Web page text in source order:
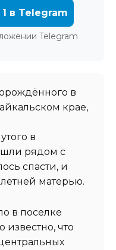
в Telegram
Telegram
в
крае,
в
рядом с
спасти, и
матерью.
в поселке
известно, что